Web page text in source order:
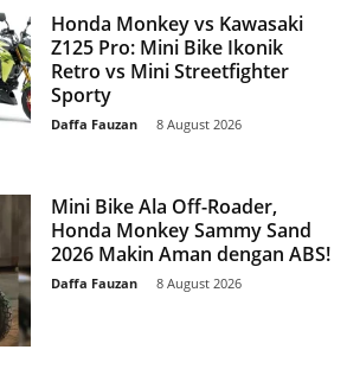
Honda Monkey vs Kawasaki
Z125 Pro: Mini Bike Ikonik
Retro vs Mini Streetfighter
Sporty
Daffa Fauzan 8 August 2026
Mini Bike Ala Off-Roader,
Honda Monkey Sammy Sand
2026 Makin Aman dengan ABS!
Daffa Fauzan 8 August 2026